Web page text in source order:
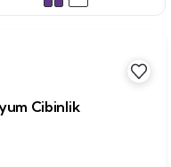
Cibinlik